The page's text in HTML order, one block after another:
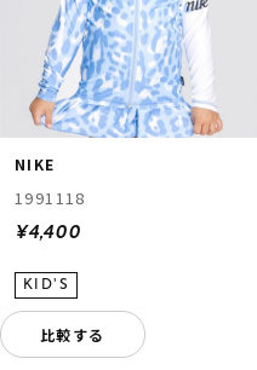
NIKE
1991118
¥4,400
比較する